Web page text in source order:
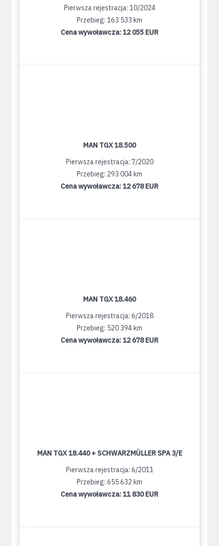
Pierwsza rejestracja: 10/2024
Przebieg: 163 533 km
Cena wywoławcza:12 055 EUR
MAN TGX 18.500
Pierwsza rejestracja: 7/2020
Przebieg: 293 004 km
Cena wywoławcza:12 678 EUR
MAN TGX 18.460
Pierwsza rejestracja: 6/2018
Przebieg: 520 394 km
Cena wywoławcza:12 678 EUR
MAN TGX 18.440 + SCHWARZMÜLLER SPA 3/E
Pierwsza rejestracja: 6/2011
Przebieg: 655 632 km
Cena wywoławcza:11 830 EUR